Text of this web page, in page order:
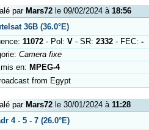
par Mars72le 09/02/2024 à 18:56
36B (36.0°E)
11072- Pol: V- SR: 2332- FEC: -
Camera fixe
en: MPEG-4
from Egypt
par Mars72le 30/01/2024 à 11:28
4 - 5 - 7 (26.0°E)